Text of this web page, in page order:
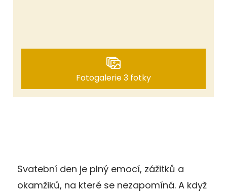
Fotogalerie 3 fotky
Svatební den je plný emocí, zážitků a
okamžiků, na které se nezapomíná. A když